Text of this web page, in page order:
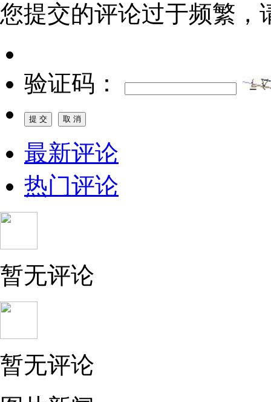
您提交的评论过于频繁，
验证码：
最新评论
热门评论
暂无评论
暂无评论